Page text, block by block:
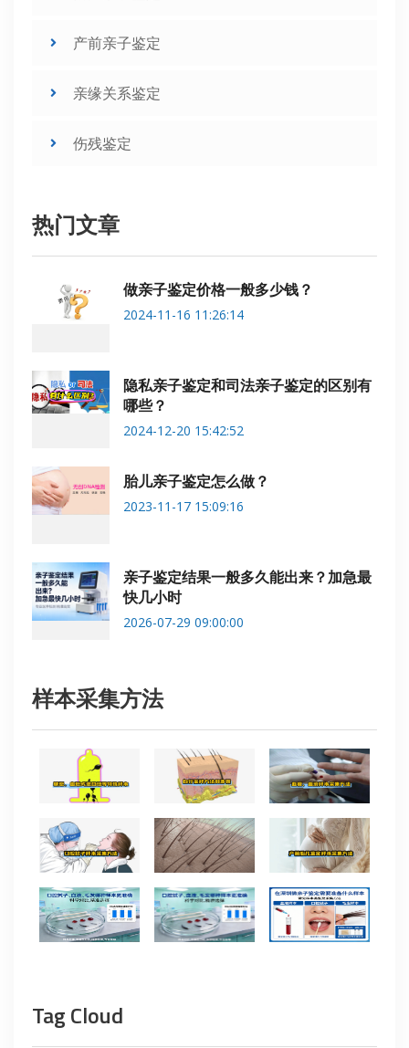
产前亲子鉴定
亲缘关系鉴定
伤残鉴定
热门文章
做亲子鉴定价格一般多少钱？
2024-11-16 11:26:14
隐私亲子鉴定和司法亲子鉴定的区别有
哪些？
2024-12-20 15:42:52
胎儿亲子鉴定怎么做？
2023-11-17 15:09:16
亲子鉴定结果一般多久能出来？加急最
快几小时
2026-07-29 09:00:00
样本采集方法
Tag Cloud